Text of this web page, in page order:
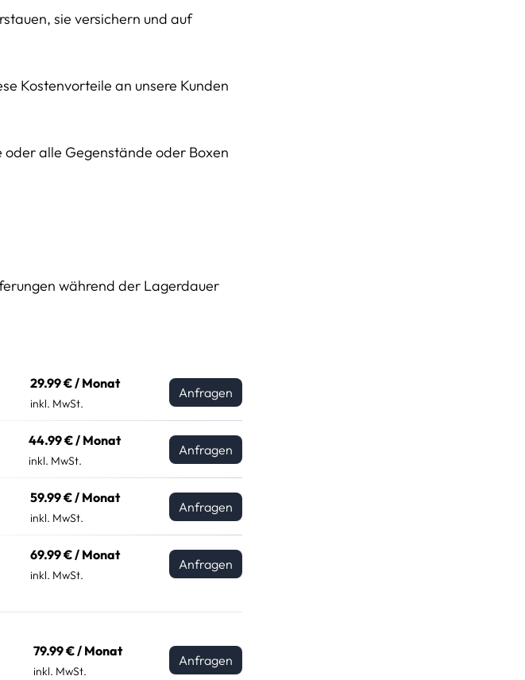
sie versichern und auf
Kostenvorteile an unsere Kunden
oder alle Gegenstände oder Boxen
während der Lagerdauer
29.99 € / Monat
inkl. MwSt.
Anfragen
44.99 € / Monat
inkl. MwSt.
Anfragen
59.99 € / Monat
inkl. MwSt.
Anfragen
69.99 € / Monat
inkl. MwSt.
Anfragen
79.99 € / Monat
inkl. MwSt.
Anfragen